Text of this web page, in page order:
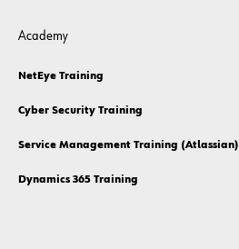
Academy
NetEye Training
Cyber Security Training
Service Management Training (Atlassian)
Dynamics 365 Training